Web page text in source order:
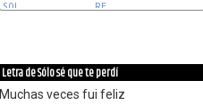
SOL
RE
Letra de Sólo sé que te perdí
Muchas veces fui feliz